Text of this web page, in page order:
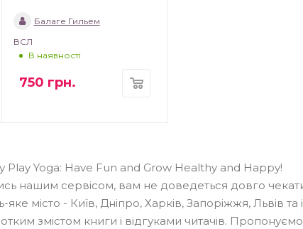
Балаге Гильем
ВСЛ
В наявності
750 грн.
Play Yoga: Have Fun and Grow Healthy and Happy!
нашим сервісом, вам не доведеться довго
місто - Київ, Дніпро, Харків, Запоріжжя, Львів та
змістом книги і відгуками читачів. Пропонуємо